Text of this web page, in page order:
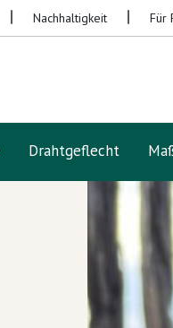
Drahtgeflecht
Nachhaltigkeit Für